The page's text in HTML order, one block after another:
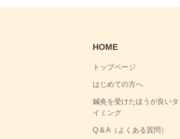
HOME
トップページ
はじめての方へ
鍼灸を受けたほうが良いタ
イミング
Q & A（よくある質問）